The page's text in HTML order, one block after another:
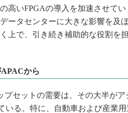
高いFPGAの導入を加速させて
ータセンターに大きな影響を及
上で、引き続き補助的な役割を
から
セットの需要は、その大半がア
いる。特に、自動車および産業